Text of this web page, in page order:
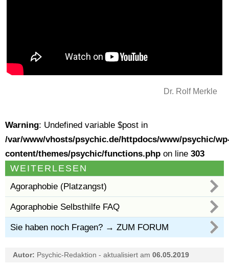
Dr. Rolf Merkle
Warning: Undefined variable $post in
/var/www/vhosts/psychic.de/httpdocs/www/psychic/
content/themes/psychic/functions.php on line 303
WEITERLESEN
Agoraphobie (Platzangst)
Agoraphobie Selbsthilfe FAQ
Sie haben noch Fragen? → ZUM FORUM
Autor: Psychic-Redaktion - aktualisiert am 06.05.2019